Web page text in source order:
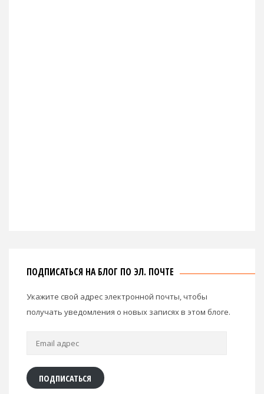
ПОДПИСАТЬСЯ НА БЛОГ ПО ЭЛ. ПОЧТЕ
Укажите свой адрес электронной почты, чтобы
получать уведомления о новых записях в этом блоге.
Email
ПОДПИСАТЬСЯ